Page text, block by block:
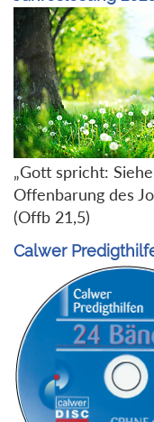
„Gott spricht:
Offenbarung des
(Offb 21,5)
Calwer